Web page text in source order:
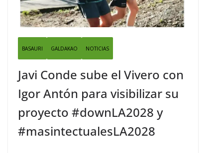
BASAURI GALDAKAO NOTICIAS
Javi Conde sube el Vivero con
Igor Antón para visibilizar su
proyecto #downLA2028 y
#masintectualesLA2028